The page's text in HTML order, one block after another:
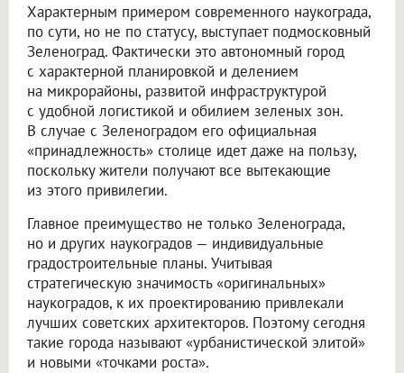
Характерным примером современного наукограда,
по сути, но не по статусу, выступает подмосковный
Зеленоград. Фактически это автономный город
с характерной планировкой и делением
на микрорайоны, развитой инфраструктурой
с удобной логистикой и обилием зеленых зон.
В случае с Зеленоградом его официальная
«принадлежность» столице идет даже на пользу,
поскольку жители получают все вытекающие
из этого привилегии.
Главное преимущество не только Зеленограда,
но и других наукоградов — индивидуальные
градостроительные планы. Учитывая
стратегическую значимость «оригинальных»
наукоградов, к их проектированию привлекали
лучших советских архитекторов. Поэтому сегодня
такие города называют «урбанистической элитой»
и новыми «точками роста».